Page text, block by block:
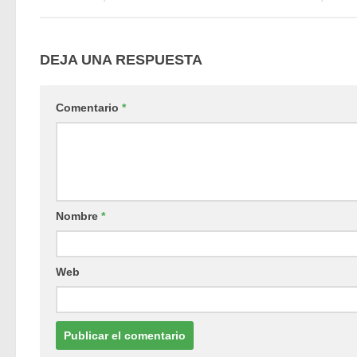
DEJA UNA RESPUESTA
Comentario *
Nombre *
Web